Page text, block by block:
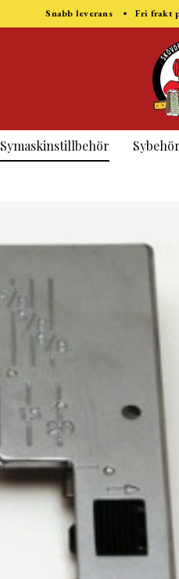
Snabb leverans • Fri frakt
Symaskinstillbehör Sybehör